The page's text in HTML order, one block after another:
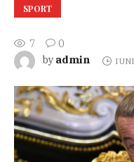
SPORT
7
0
by admin